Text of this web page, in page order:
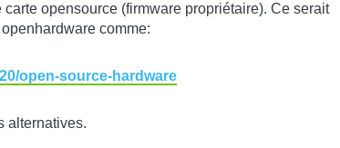
opensource (firmware propriétaire). Ce serait
comme:
open-source-hardware
alternatives.